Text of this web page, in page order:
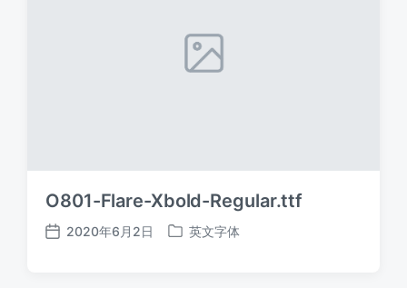
O801-Flare-Xbold-Regular.ttf
发
2020年6月2日
发
英文字体